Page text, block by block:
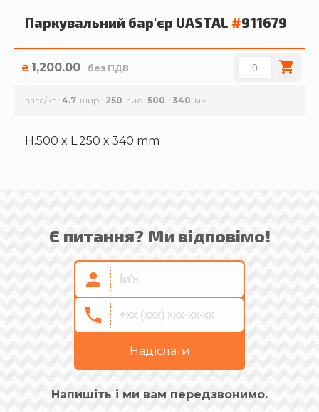
Паркувальний бар'єр UASTAL #911679
₴ 1,200.00 без ПДВ
вага/кг. 4.7 шир. 250 вис. 500 340
H.500 x L.250 х 340 mm
Є питання? Ми відповімо!
Надіслати
Напишіть і ми вам передзвонимо.